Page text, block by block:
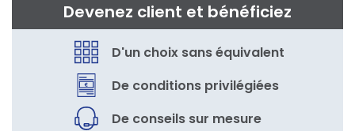
Devenez client et bénéficiez
D'un choix sans équivalent
De conditions privilégiées
De conseils sur mesure